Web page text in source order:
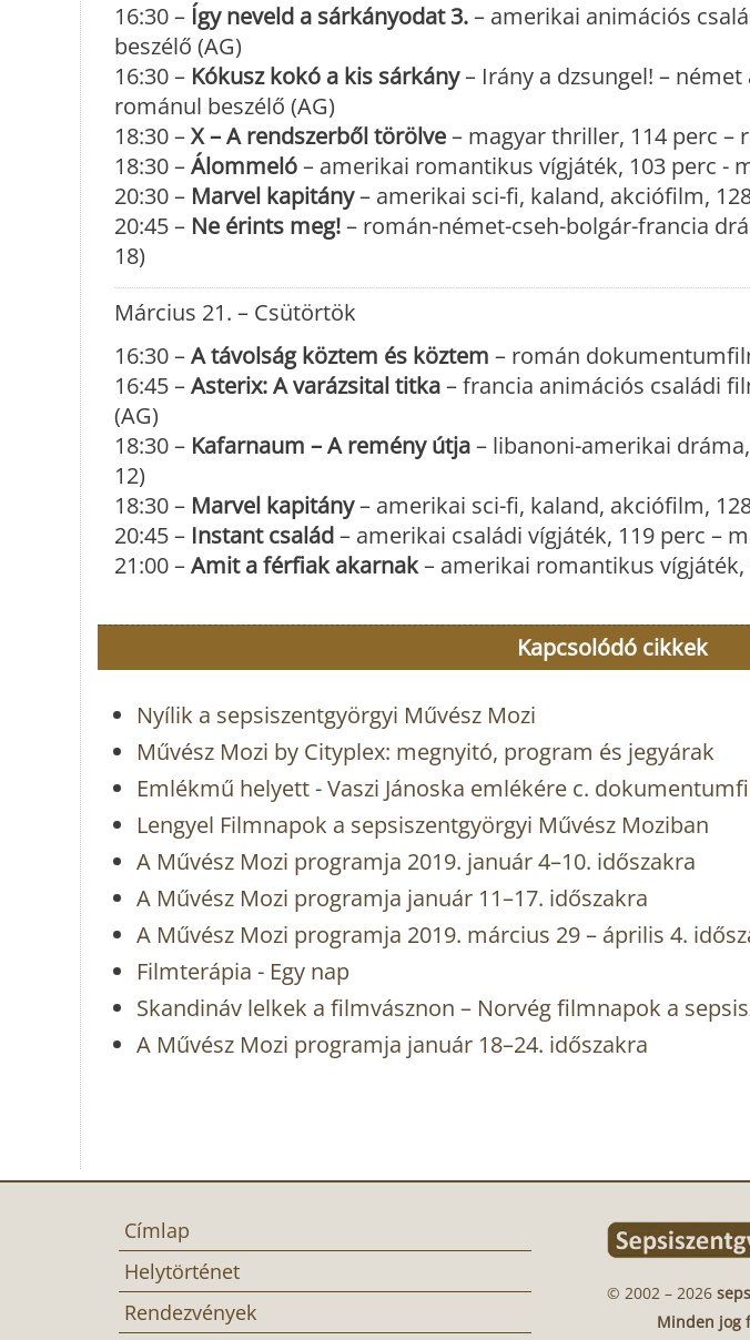
16:30 – Így neveld a sárkányodat 3.– amerikai animációs
beszélő (AG)
16:30 – Kókusz kokó a kis sárkány– Irány a dzsungel! –
románul beszélő (AG)
18:30 –X – A rendszerből törölve– magyar thriller, 114 perc –
18:30 –Álommeló– amerikai romantikus vígjáték, 103 perc -
20:30 – Marvel kapitány– amerikai sci-fi, kaland, akciófilm,
20:45 – Ne érints meg!– román-német-cseh-bolgár-francia
18)
Március 21. – Csütörtök
16:30 –A távolság köztem és köztem – román
16:45 –Asterix: A varázsital titka– francia animációs családi
(AG)
18:30 – Kafarnaum – A remény útja– libanoni-amerikai
12)
18:30 – Marvel kapitány– amerikai sci-fi, kaland, akciófilm,
20:45 – Instant család– amerikai családi vígjáték, 119 perc –
21:00 –Amit a férfiak akarnak– amerikai romantikus vígjáték,
Kapcsolódó cikkek
Nyílik a sepsiszentgyörgyi Művész Mozi
Művész Mozi by Cityplex: megnyitó, program és jegyárak
Emlékmű helyett - Vaszi Jánoska emlékére c.
Lengyel Filmnapok a sepsiszentgyörgyi Művész Moziban
A Művész Mozi programja 2019. január 4–10. időszakra
A Művész Mozi programja január 11–17. időszakra
A Művész Mozi programja 2019. március 29 – április 4.
Filmterápia - Egy nap
Skandináv lelkek a filmvásznon – Norvég filmnapok a
A Művész Mozi programja január 18–24. időszakra
Címlap
Helytörténet
Rendezvények
© 2002 – 2026
Minden jog